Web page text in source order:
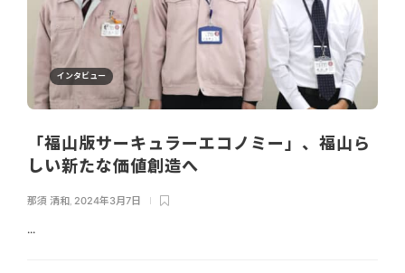
インタビュー
「福山版サーキュラーエコノミー」、福山ら
しい新たな価値創造へ
那須 清和 2024年3月7日
...